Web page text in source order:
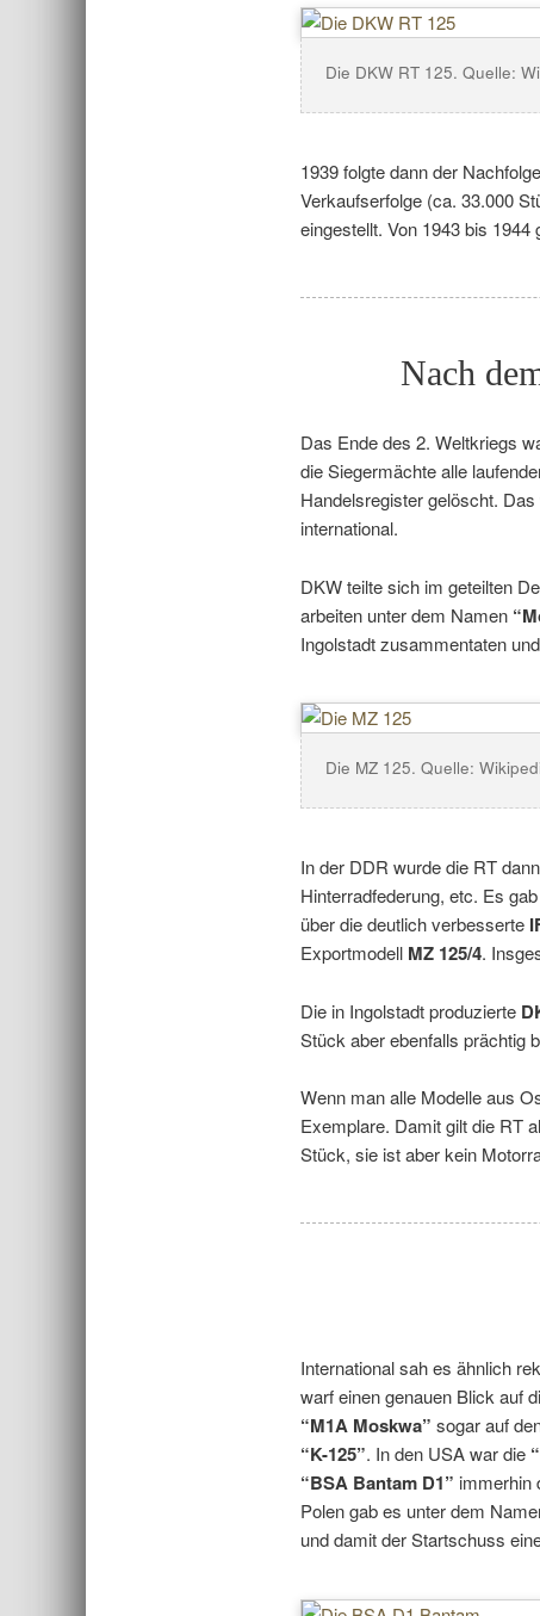
Die DKW RT 125. Quelle:
1939 folgte dann der
Verkaufserfolge (ca. 33.000
eingestellt. Von 1943 bis
Nach
Das Ende des 2. Weltkriegs
die Siegermächte alle
Handelsregister gelöscht.
international.
DKW teilte sich im geteilten
arbeiten unter dem Namen
Ingolstadt zusammentaten
Die MZ 125. Quelle:
In der DDR wurde die RT
Hinterradfederung, etc. Es
über die deutlich verbesserte
Exportmodell MZ 125/4.
Die in Ingolstadt produzierte
Stück aber ebenfalls prächtig
Wenn man alle Modelle aus
Exemplare. Damit gilt die RT
Stück, sie ist aber kein
International sah es ähnlich
warf einen genauen Blick auf
“M1A Moskwa” sogar auf
“K-125”. In den USA war die
“BSA Bantam D1” immerhin
Polen gab es unter dem
und damit der Startschuss